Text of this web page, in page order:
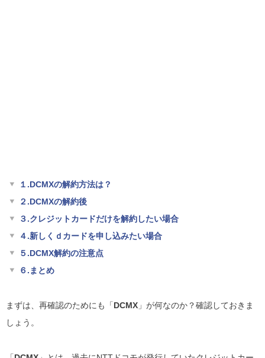
１.DCMXの解約方法は？
２.DCMXの解約後
３.クレジットカードだけを解約したい場合
４.新しくｄカードを申し込みたい場合
５.DCMX解約の注意点
６.まとめ
まずは、再確認のためにも「DCMX 」が何なのか？確認しておきま
しょう。